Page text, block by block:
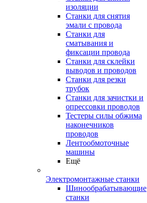
изоляции
Станки для снятия
эмали с провода
Станки для
сматывания и
фиксации провода
Станки для склейки
выводов и проводов
Станки для резки
трубок
Станки для зачистки и
опрессовки проводов
Тестеры силы обжима
наконечников
проводов
Лентообмоточные
машины
Ещё
Электромонтажные станки
Шинообрабатывающие
станки